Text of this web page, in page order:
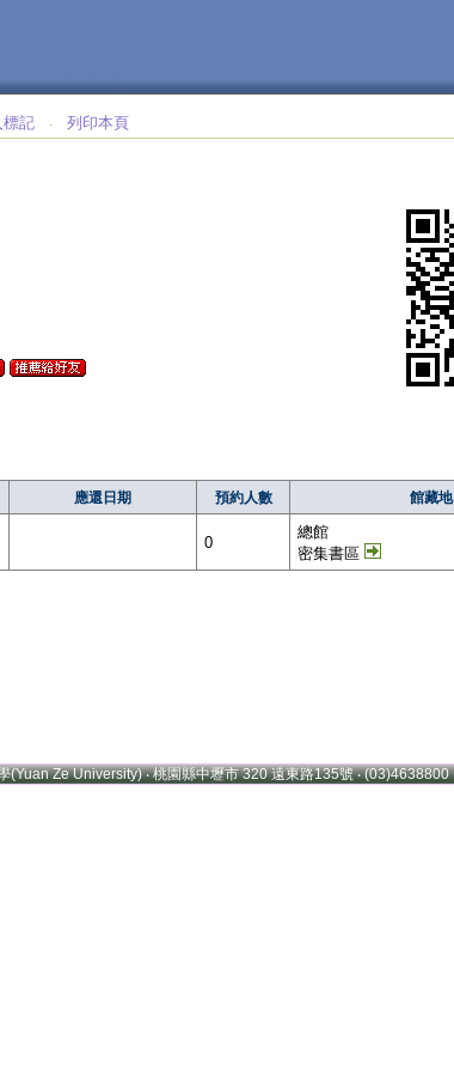
標記 ‧
列印本頁
應還日期 預約人數 館藏地
0
總館
密集書區
Ze University) ‧ 桃園縣中壢市 320 遠東路135號 ‧ (03)4638800